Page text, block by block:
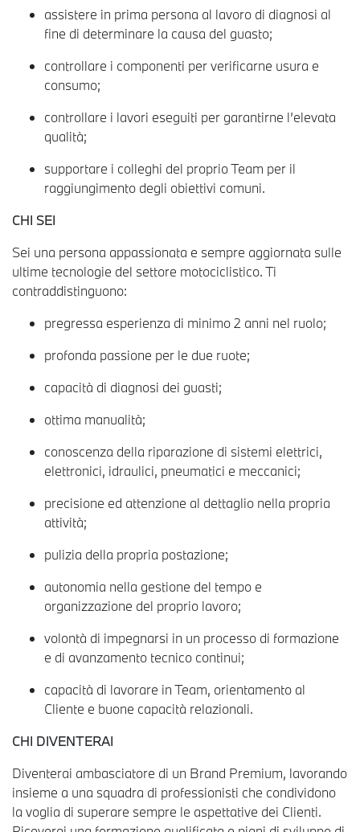
assistere in prima persona al lavoro di diagnosi al
fine di determinare la causa del guasto;
controllare i componenti per verificarne usura e
consumo;
controllare i lavori eseguiti per garantirne l’elevata
qualità;
supportare i colleghi del proprio Team per il
raggiungimento degli obiettivi comuni.
CHI SEI
Sei una persona appassionata e sempre aggiornata sulle
ultime tecnologie del settore motociclistico. Ti
contraddistinguono:
pregressa esperienza di minimo 2 anni nel ruolo;
profonda passione per le due ruote;
capacità di diagnosi dei guasti;
ottima manualità;
conoscenza della riparazione di sistemi elettrici,
elettronici, idraulici, pneumatici e meccanici;
precisione ed attenzione al dettaglio nella propria
attività;
pulizia della propria postazione;
autonomia nella gestione del tempo e
organizzazione del proprio lavoro;
volontà di impegnarsi in un processo di formazione
e di avanzamento tecnico continui;
capacità di lavorare in Team, orientamento al
Cliente e buone capacità relazionali.
CHI DIVENTERAI
Diventerai ambasciatore di un Brand Premium, lavorando
insieme a una squadra di professionisti che condividono
la voglia di superare sempre le aspettative dei Clienti.